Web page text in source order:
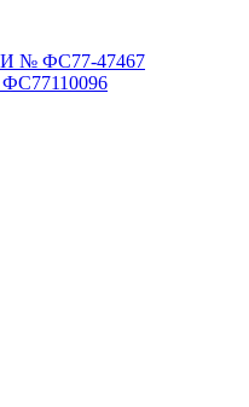
№ ФС77-47467